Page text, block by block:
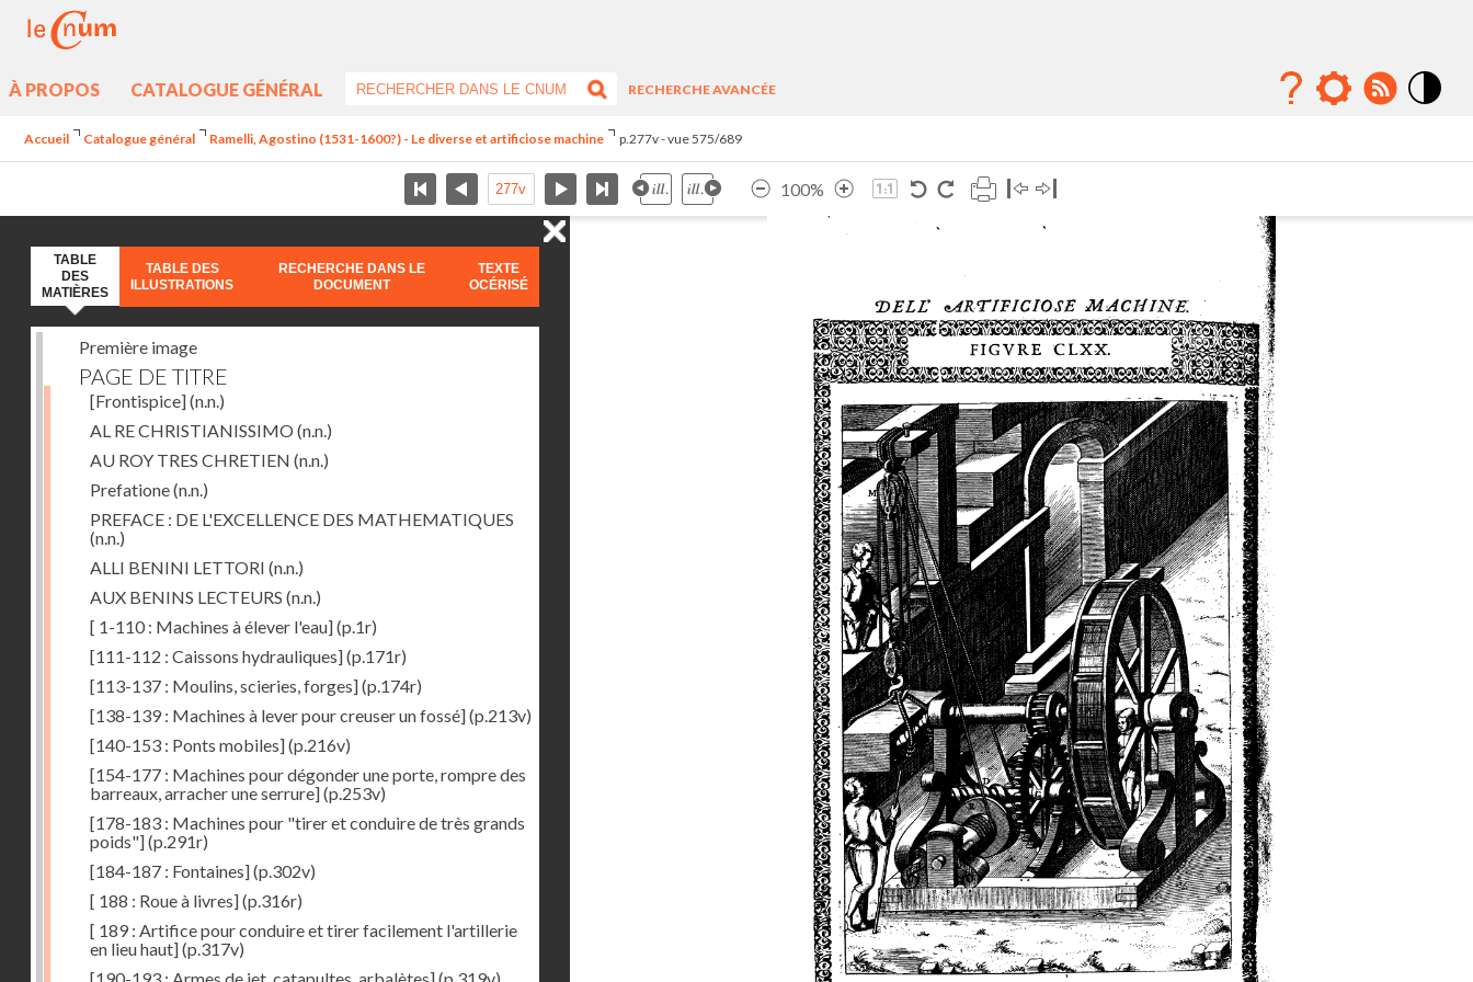
À PROPOS CATALOGUE GÉNÉRAL
RECHERCHE AVANCÉE
Accueil Catalogue général Ramelli, Agostino (1531-1600?) - Le diverse et artificiose machine p.277v - vue 575/689
100%
TABLE
DES
MATIÈRES
TABLE DES
ILLUSTRATIONS
RECHERCHE DANS LE
DOCUMENT
TEXTE
OCÉRISÉ
Première image
PAGE DE TITRE
[Frontispice](n.n.)
AL RE CHRISTIANISSIMO (n.n.)
AU ROY TRES CHRETIEN (n.n.)
Prefatione(n.n.)
PREFACE : DE L'EXCELLENCE DES MATHEMATIQUES
(n.n.)
ALLI BENINI LETTORI (n.n.)
AUX BENINS LECTEURS (n.n.)
[ 1-110 : Machines à élever l'eau](p.1r)
[111-112 : Caissons hydrauliques](p.171r)
[113-137 : Moulins, scieries, forges](p.174r)
[138-139 : Machines à lever pour creuser un fossé](p.213v)
[140-153 : Ponts mobiles](p.216v)
[154-177 : Machines pour dégonder une porte, rompre des
barreaux, arracher une serrure](p.253v)
[178-183 : Machines pour "tirer et conduire de très grands
poids"](p.291r)
[184-187 : Fontaines](p.302v)
[ 188 : Roue à livres](p.316r)
[ 189 : Artifice pour conduire et tirer facilement l'artillerie
en lieu haut](p.317v)